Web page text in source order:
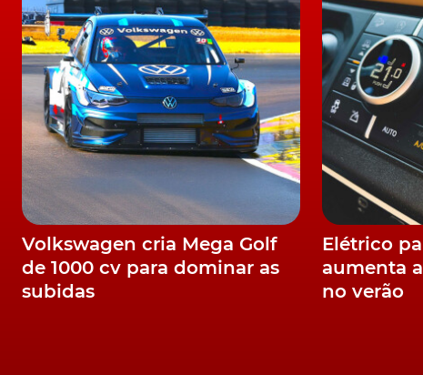
respectivamente.
TÓPICOS:
evveículo elétricoRolls-Royce nomeRolls-
Volkswagen cria Mega Golf
de 1000 cv para dominar as
subidas
Elétrico
aumenta
no verão